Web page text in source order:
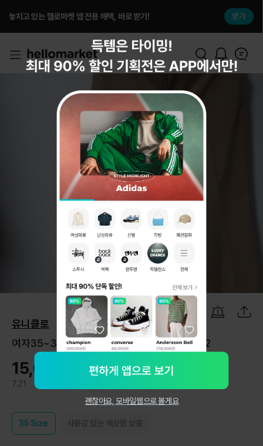
놓치고 있는 헬로마켓 앱 전용 해택, 바로 받기! 받기
1 / 8
유니클로
여자35~36/유니클로 스마트 앵클팬츠/35-532
15,000원
7.21
35 Size 사용감 있는 깨끗한 상품
괜찮아요, 모바일웹으로 볼게요